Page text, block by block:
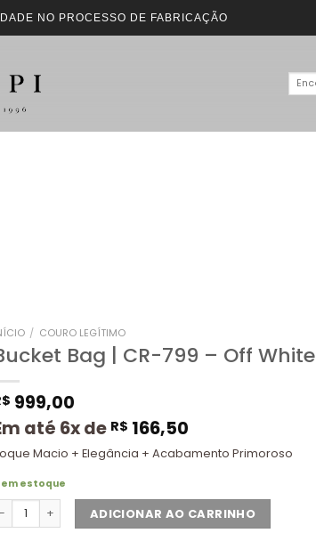
NO PROCESSO DE FABRICAÇÃO
/ COURO LEGÍTIMO
Bag | CR-799 – Off White
999,00
até 6x de R$ 166,50
Macio + Elegância + Acabamento Primoroso
em estoque
ADICIONAR AO CARRINHO